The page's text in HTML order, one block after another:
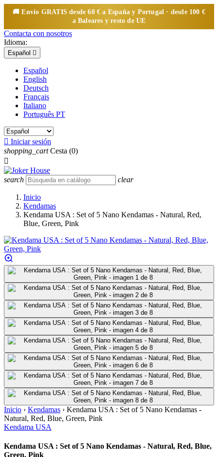
🚚 Envío GRATISdesde 60 € a España y Portugal · desde 100 €
a Baleares y resto de UE
Contacta con nosotros
Idioma:
Español 
Español
English
Deutsch
Français
Italiano
Português PT
 Iniciar sesión
shopping_cart Cesta (0)

search clear
Inicio
Kendamas
Kendama USA : Set of 5 Nano Kendamas - Natural, Red,
Blue, Green, Pink
Inicio › Kendamas › Kendama USA : Set of 5 Nano Kendamas -
Natural, Red, Blue, Green, Pink
Kendama USA
Kendama USA : Set of 5 Nano Kendamas - Natural, Red, Blue,
Green, Pink